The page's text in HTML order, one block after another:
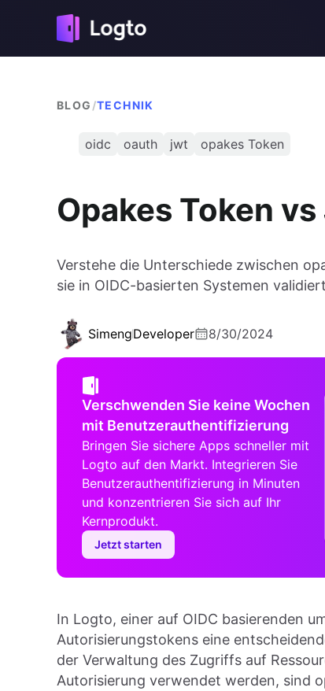
BLOG /TECHNIK
oidc oauth jwt opakes Token
Opakes Token
Verstehe die Unterschiede zwischen
sie in OIDC-basierten Systemen
SimengDeveloper 8/30/2024
Verschwenden Sie keine Wochen
mit Benutzerauthentifizierung
Bringen Sie sichere Apps schneller mit
Logto auf den Markt. Integrieren Sie
Benutzerauthentifizierung in Minuten
und konzentrieren Sie sich auf Ihr
Kernprodukt.
Jetzt starten
In Logto, einer auf OIDC basierenden
Autorisierungstokens eine
der Verwaltung des Zugriffs auf
Autorisierung verwendet werden, sind